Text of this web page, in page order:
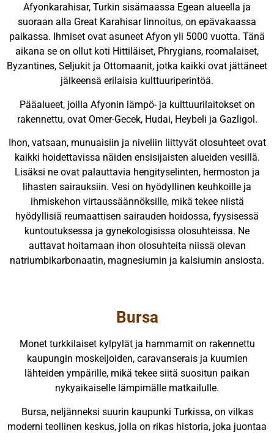
Afyonkarahisar, Turkin sisämaassa Egean alueella ja
suoraan alla Great Karahisar linnoitus, on epävakaassa
paikassa. Ihmiset ovat asuneet Afyon yli 5000 vuotta. Tänä
aikana se on ollut koti Hittiläiset, Phrygians, roomalaiset,
Byzantines, Seljukit ja Ottomaanit, jotka kaikki ovat jättäneet
jälkeensä erilaisia kulttuuriperintöä.
Pääalueet, joilla Afyonin lämpö- ja kulttuurilaitokset on
rakennettu, ovat Omer-Gecek, Hudai, Heybeli ja Gazligol.
Ihon, vatsaan, munuaisiin ja niveliin liittyvät olosuhteet ovat
kaikki hoidettavissa näiden ensisijaisten alueiden vesillä.
Lisäksi ne ovat palauttavia hengityselinten, hermoston ja
lihasten sairauksiin. Vesi on hyödyllinen keuhkoille ja
ihmiskehon virtaussäännöksille, mikä tekee niistä
hyödyllisiä reumaattisen sairauden hoidossa, fyysisessä
kuntoutuksessa ja gynekologisissa olosuhteissa. Ne
auttavat hoitamaan ihon olosuhteita niissä olevan
natriumbikarbonaatin, magnesiumin ja kalsiumin ansiosta.
Bursa
Monet turkkilaiset kylpylät ja hammamit on rakennettu
kaupungin moskeijoiden, caravanserais ja kuumien
lähteiden ympärille, mikä tekee siitä suositun paikan
nykyaikaiselle lämpimälle matkailulle.
Bursa, neljänneksi suurin kaupunki Turkissa, on vilkas
moderni teollinen keskus, jolla on rikas historia, joka juontaa